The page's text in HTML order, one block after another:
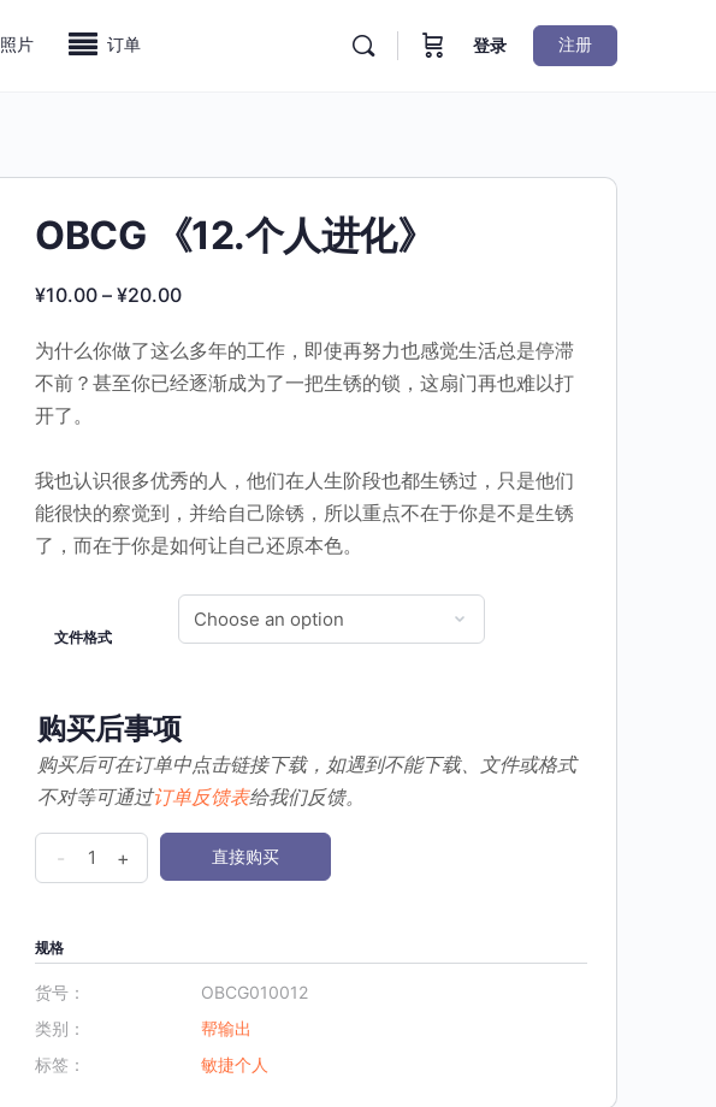
照片 订单 登录 注册
OBCG 《12.个人进化》
¥10.00 –¥20.00
为什么你做了这么多年的工作，即使再努力也感觉生活总是停滞
不前？甚至你已经逐渐成为了一把生锈的锁，这扇门再也难以打
开了。
我也认识很多优秀的人，他们在人生阶段也都生锈过，只是他们
能很快的察觉到，并给自己除锈，所以重点不在于你是不是生锈
了，而在于你是如何让自己还原本色。
文件格式
购买后事项
购买后可在订单中点击链接下载，如遇到不能下载、文件或格式
不对等可通过订单反馈表给我们反馈。
OBCG
《12.
人
化》
数
量
- + 直接购买
规格
货号：
OBCG010012
类别：
帮输出
标签：
敏捷个人